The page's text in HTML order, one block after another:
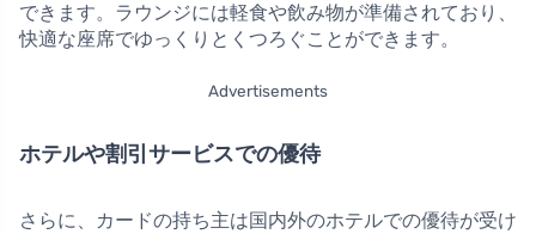
できます。ラウンジには軽食や飲み物が準備されており、
快適な座席でゆっくりとくつろぐことができます。
Advertisements
ホテルや割引サービスでの優待
さらに、カードの持ち主は国内外のホテルでの優待が受け